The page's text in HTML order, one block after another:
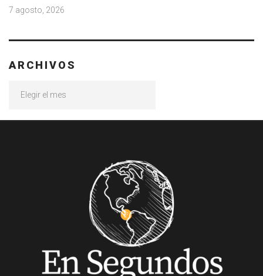
7 agosto, 2026
ARCHIVOS